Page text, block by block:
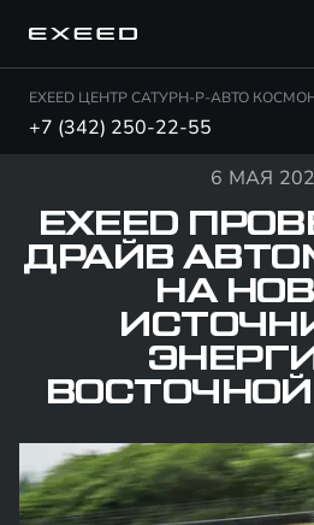
EXEED ЦЕНТР САТУРН-Р-АВТО
+7 (342) 250-22-55
6 МАЯ
EXEED
ДРАЙВ
НА